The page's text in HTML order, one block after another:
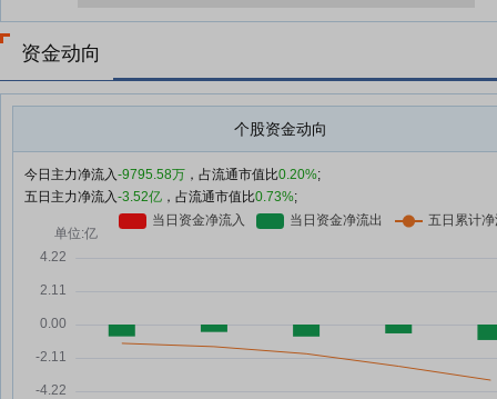
资金动向
个股资金动向
今日主力净流入-9795.58万 ，占流通市值比0.20%;
五日主力净流入-3.52亿 ，占流通市值比0.73%;